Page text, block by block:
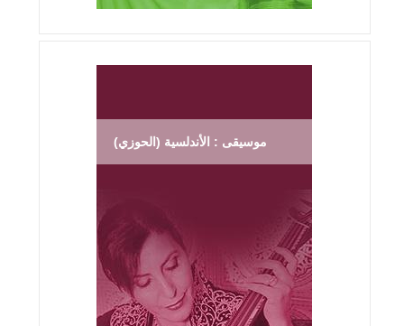
موسيقى : الأندلسية (الحوزي)